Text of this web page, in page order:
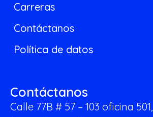
Carreras
Contáctanos
Política de datos
Contáctanos
Calle 77B # 57 – 103 oficina 501,